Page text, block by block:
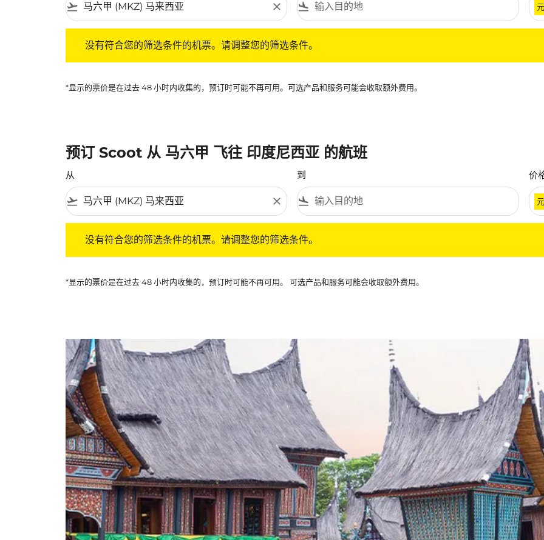
flight_takeoff close flight_land 元
没有符合您的筛选条件的机票。请调整您的筛选条件。
*显示的票价是在过去 48 小时内收集的，预订时可能不再可用。可选产品和服务可能会收取额外费用。
预订 Scoot 从 马六甲 飞往 印度尼西亚 的航班
从
flight_takeoff close
到
flight_land
价
元
没有符合您的筛选条件的机票。请调整您的筛选条件。
*显示的票价是在过去 48 小时内收集的，预订时可能不再可用。 可选产品和服务可能会收取额外费用。